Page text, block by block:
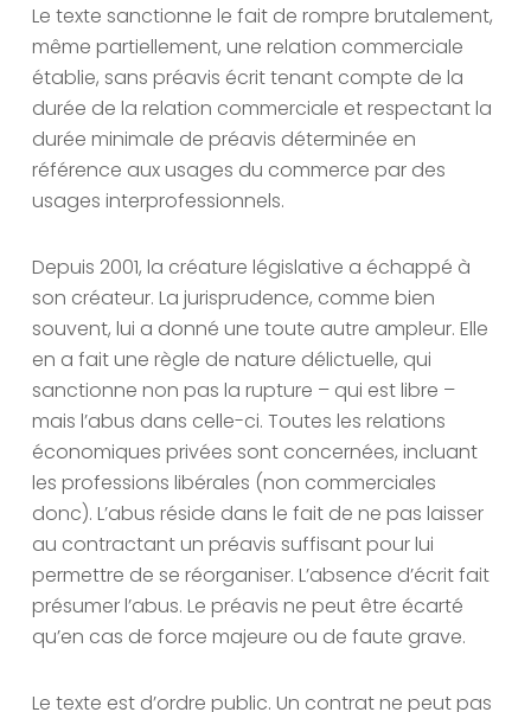
Le texte sanctionne le fait de rompre brutalement,
même partiellement, une relation commerciale
établie, sans préavis écrit tenant compte de la
durée de la relation commerciale et respectant la
durée minimale de préavis déterminée en
référence aux usages du commerce par des
usages interprofessionnels.
Depuis 2001, la créature législative a échappé à
son créateur. La jurisprudence, comme bien
souvent, lui a donné une toute autre ampleur. Elle
en a fait une règle de nature délictuelle, qui
sanctionne non pas la rupture – qui est libre –
mais l’abus dans celle-ci. Toutes les relations
économiques privées sont concernées, incluant
les professions libérales (non commerciales
donc). L’abus réside dans le fait de ne pas laisser
au contractant un préavis suffisant pour lui
permettre de se réorganiser. L’absence d’écrit fait
présumer l’abus. Le préavis ne peut être écarté
qu’en cas de force majeure ou de faute grave.
Le texte est d’ordre public. Un contrat ne peut pas